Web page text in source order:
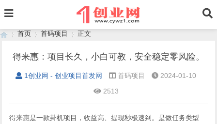
首页
›
首码项目
›
正文
得来惠：项目长久，小白可教，安全稳定零风险。
1创业网 - 创业项目首发网 首码项目
2024-01-10
2513
得来惠是一款卦机项目，收益高、提现秒极速到。是做任务类型